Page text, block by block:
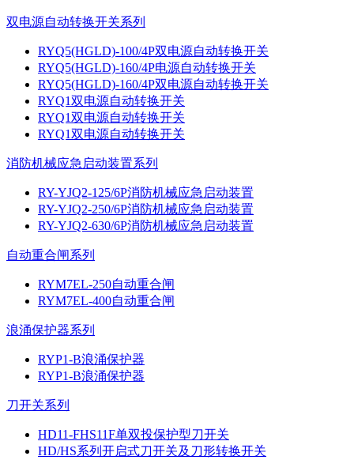
双电源自动转换开关系列
RYQ5(HGLD)-100/4P双电源自动转换开关
RYQ5(HGLD)-160/4P电源自动转换开关
RYQ5(HGLD)-160/4P双电源自动转换开关
RYQ1双电源自动转换开关
RYQ1双电源自动转换开关
RYQ1双电源自动转换开关
消防机械应急启动装置系列
RY-YJQ2-125/6P消防机械应急启动装置
RY-YJQ2-250/6P消防机械应急启动装置
RY-YJQ2-630/6P消防机械应急启动装置
自动重合闸系列
RYM7EL-250自动重合闸
RYM7EL-400自动重合闸
浪涌保护器系列
RYP1-B浪涌保护器
RYP1-B浪涌保护器
刀开关系列
HD11-FHS11F单双投保护型刀开关
HD/HS系列开启式刀开关及刀形转换开关